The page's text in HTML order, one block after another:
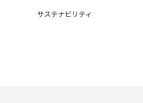
サステナビリティ